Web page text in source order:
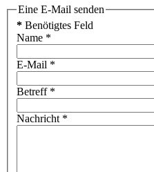
Eine E-Mail senden
* Benötigtes Feld
Name *
E-Mail *
Betreff*
Nachricht*